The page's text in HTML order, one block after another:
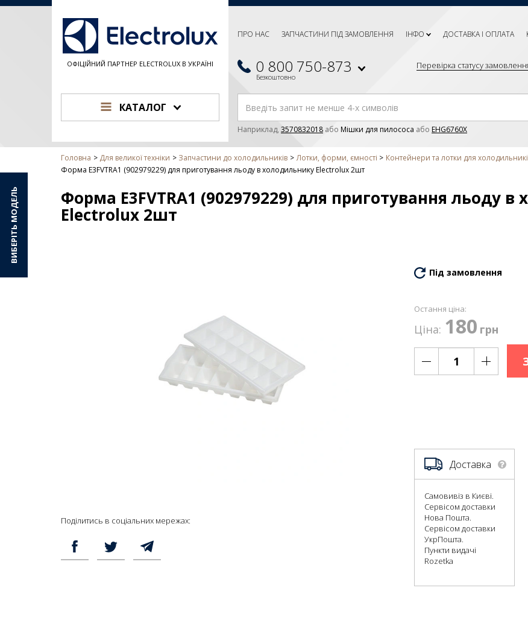
ОФІЦІЙНИЙ ПАРТНЕР ELECTROLUX В УКРАЇНІ
ПРО НАС ЗАПЧАСТИНИ ПІД ЗАМОВЛЕННЯ ІНФО ДОСТАВКА І ОПЛАТА
0 800 750-873
Безкоштовно
Перевірка статусу
КАТАЛОГ
Наприклад, 3570832018 або Мішки для пилососа або EHG6760X
Головна Для великої техніки Запчастини до холодильників Лотки, форми, ємності
Контейнери та лотки для
Форма E3FVTRA1 (902979229) для приготування льоду в холодильнику Electrolux 2шт
Форма E3FVTRA1 (902979229) для приготування льоду в
Electrolux 2шт
Поділитись в соціальних мережах:
Під замовлення
Остання ціна:
Ціна: 180 грн
Доставка
Самовивіз в Києві.
Сервісом доставки
Нова Пошта.
Сервісом доставки
УкрПошта.
Пункти видачі
Rozetka
ВИБЕРІТЬ МОДЕЛЬ